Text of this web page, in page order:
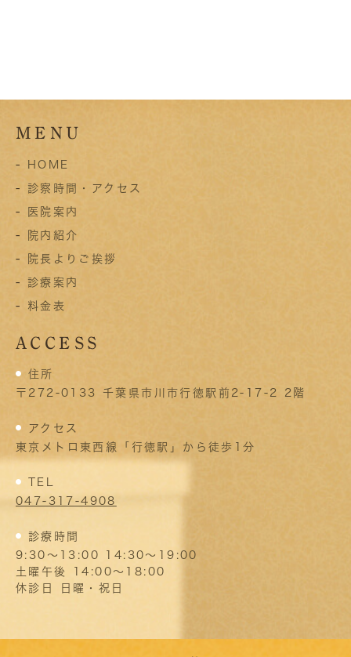
MENU
- HOME
- 診察時間・アクセス
- 医院案内
- 院内紹介
- 院長よりご挨拶
- 診療案内
- 料金表
ACCESS
住所
〒272-0133 千葉県市川市行徳駅前2-17-2 2階
アクセス
東京メトロ東西線「行徳駅」から徒歩1分
TEL
047-317-4908
診療時間
9:30～13:00 14:30～19:00
土曜午後 14:00～18:00
休診日 日曜・祝日